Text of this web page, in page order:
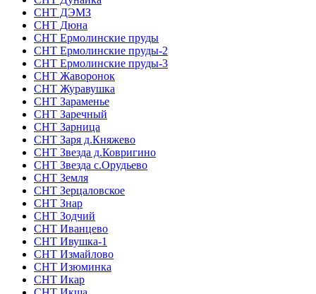
СНТ ДЭМЗ
СНТ Дюна
СНТ Ермолинские пруды
СНТ Ермолинские пруды-2
СНТ Ермолинские пруды-3
СНТ Жаворонок
СНТ Журавушка
СНТ Зараменье
СНТ Заречный
СНТ Зарница
СНТ Заря д.Княжево
СНТ Звезда д.Ковригино
СНТ Звезда с.Орудьево
СНТ Земля
СНТ Зерцаловское
СНТ Знар
СНТ Зодчий
СНТ Иванцево
СНТ Ивушка-1
СНТ Измайлово
СНТ Изюминка
СНТ Икар